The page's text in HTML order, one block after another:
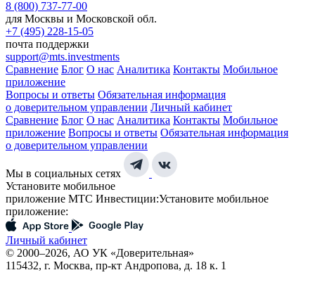
8 (800) 737-77-00
для Москвы и Московской обл.
+7 (495) 228-15-05
почта поддержки
support@mts.investments
Сравнение Блог О нас Аналитика Контакты Мобильное
приложение
Вопросы и ответы Обязательная информация
о доверительном управлении Личный кабинет
Сравнение Блог О нас Аналитика Контакты Мобильное
приложение Вопросы и ответы Обязательная информация
о доверительном управлении
Мы в социальных сетях
Установите мобильное
приложение МТС Инвестиции:Установите мобильное
приложение:
Личный кабинет
© 2000–2026, АО УК «Доверительная»
115432, г. Москва, пр-кт Андропова, д. 18 к. 1